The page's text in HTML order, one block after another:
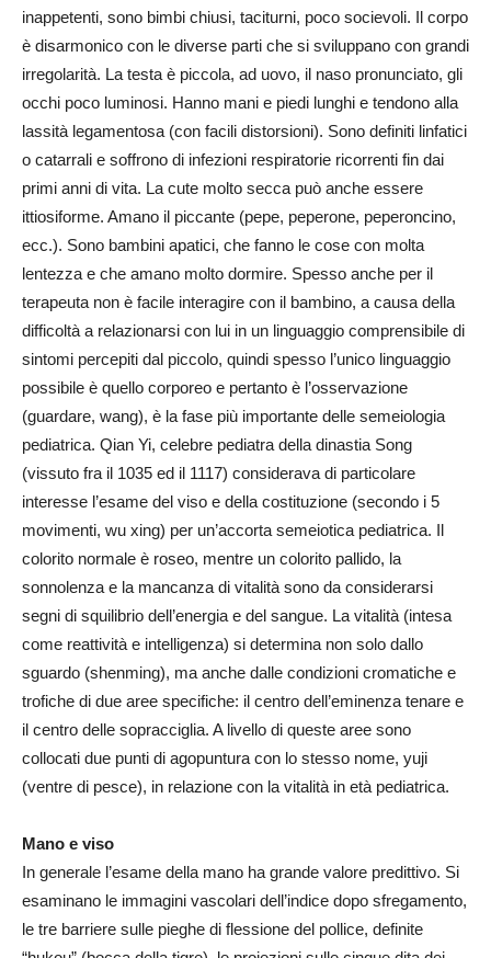
inappetenti, sono bimbi chiusi, taciturni, poco socievoli. Il corpo
è disarmonico con le diverse parti che si sviluppano con grandi
irregolarità. La testa è piccola, ad uovo, il naso pronunciato, gli
occhi poco luminosi. Hanno mani e piedi lunghi e tendono alla
lassità legamentosa (con facili distorsioni). Sono definiti linfatici
o catarrali e soffrono di infezioni respiratorie ricorrenti fin dai
primi anni di vita. La cute molto secca può anche essere
ittiosiforme. Amano il piccante (pepe, peperone, peperoncino,
ecc.). Sono bambini apatici, che fanno le cose con molta
lentezza e che amano molto dormire. Spesso anche per il
terapeuta non è facile interagire con il bambino, a causa della
difficoltà a relazionarsi con lui in un linguaggio comprensibile di
sintomi percepiti dal piccolo, quindi spesso l’unico linguaggio
possibile è quello corporeo e pertanto è l’osservazione
(guardare, wang), è la fase più importante delle semeiologia
pediatrica. Qian Yi, celebre pediatra della dinastia Song
(vissuto fra il 1035 ed il 1117) considerava di particolare
interesse l’esame del viso e della costituzione (secondo i 5
movimenti, wu xing) per un’accorta semeiotica pediatrica. Il
colorito normale è roseo, mentre un colorito pallido, la
sonnolenza e la mancanza di vitalità sono da considerarsi
segni di squilibrio dell’energia e del sangue. La vitalità (intesa
come reattività e intelligenza) si determina non solo dallo
sguardo (shenming), ma anche dalle condizioni cromatiche e
trofiche di due aree specifiche: il centro dell’eminenza tenare e
il centro delle sopracciglia. A livello di queste aree sono
collocati due punti di agopuntura con lo stesso nome, yuji
(ventre di pesce), in relazione con la vitalità in età pediatrica.
Mano e viso
In generale l’esame della mano ha grande valore predittivo. Si
esaminano le immagini vascolari dell’indice dopo sfregamento,
le tre barriere sulle pieghe di flessione del pollice, definite